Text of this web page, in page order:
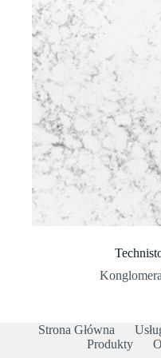
Strona Główna
Produkty